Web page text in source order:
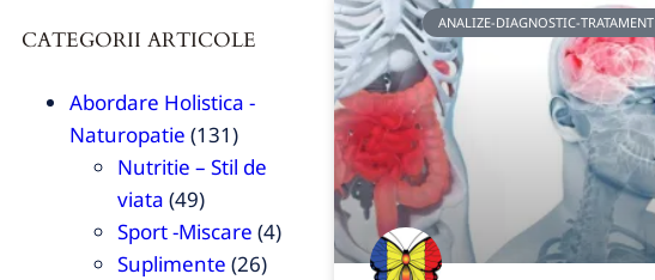
CATEGORII ARTICOLE
Abordare Holistica -
Naturopatie (131)
Nutritie – Stil de
viata (49)
Sport -Miscare (4)
Suplimente (26)
ANALIZE-DIAGNOSTIC-TRATAMENT